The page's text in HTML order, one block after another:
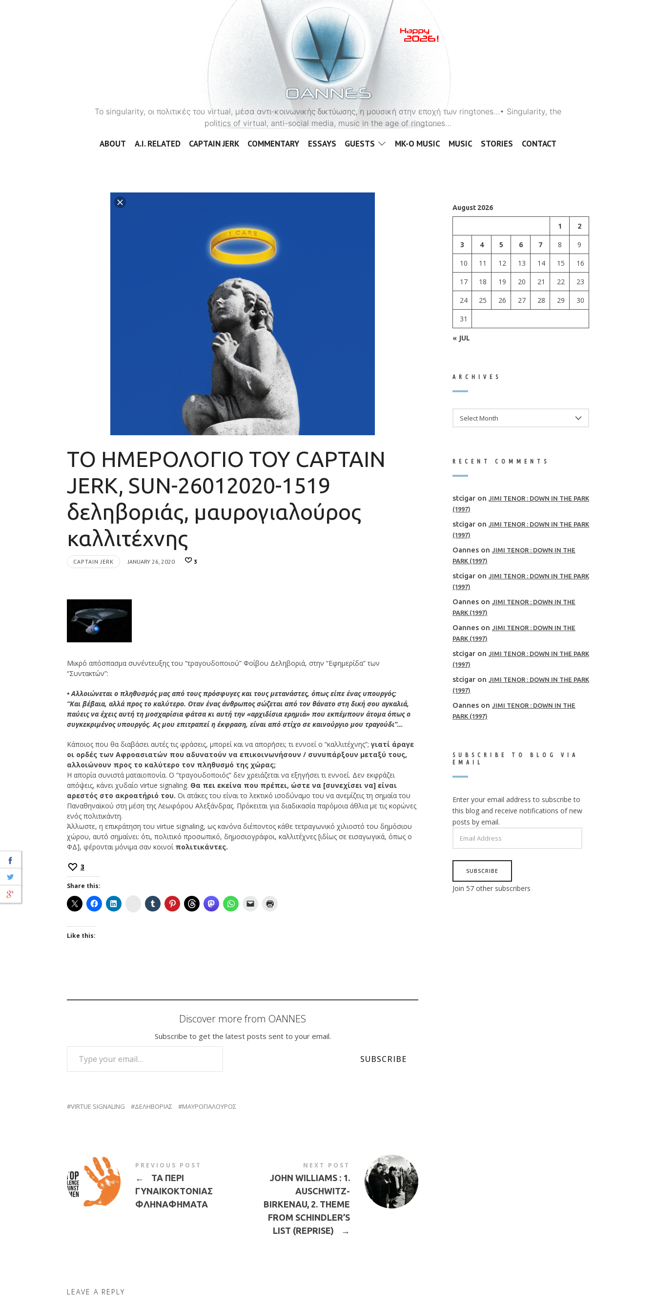
OANNES
To singularity, οι πολιτικές του virtual, μέσα αντι-κοινωνικής δικτύωσης, η μουσική στην εποχή των ringtones…• Singularity, the
politics of virtual, anti-social media, music in the age of ringtones…
ABOUT A.I. RELATED CAPTAIN JERK COMMENTARY ESSAYS GUESTS MK-O MUSIC MUSIC STORIES CONTACT
ΤΟ ΗΜΕΡΟΛΟΓΙΟ ΤΟΥ CAPTAIN
JERK, SUN-26012020-1519
δεληβοριάς, μαυρογιαλούρος
καλλιτέχνης
CAPTAIN JERK JANUARY 26, 2020 3
Μικρό απόσπασμα συνέντευξης του “τραγουδοποιού” Φοίβου Δεληβοριά, στην “Εφημερίδα” των
“Συντακτών”:
• Αλλοιώνεται ο πληθυσμός μας από τους πρόσφυγες και τους μετανάστες, όπως είπε ένας υπουργός;
“Και βέβαια, αλλά προς το καλύτερο. Οταν ένας άνθρωπος σώζεται από τον θάνατο στη δική σου αγκαλιά,
παύεις να έχεις αυτή τη μοσχαρίσια φάτσα κι αυτή την «αρχιδίσια ερημιά» που εκπέμπουν άτομα όπως ο
συγκεκριμένος υπουργός. Ας μου επιτραπεί η έκφραση, είναι από στίχο σε καινούργιο μου τραγούδι”…
Κάποιος που θα διαβάσει αυτές τις φράσεις, μπορεί και να απορήσει; τι εννοεί ο “καλλιτέχνης”; γιατί άραγε
οι ορδές των Αφροασιατών που αδυνατούν να επικοινωνήσουν / συνυπάρξουν μεταξύ τους,
αλλοιώνουν προς το καλύτερο τον πληθυσμό της χώρας;
Η απορία συνιστά ματαιοπονία. Ο “τραγουδοποιός” δεν χρειάζεται να εξηγήσει τι εννοεί. Δεν εκφράζει
απόψεις, κάνει χυδαίο virtue signaling. Θα πει εκείνα που πρέπει, ώστε να [συνεχίσει να] είναι
αρεστός στο ακροατήριό του. Οι ατάκες του είναι το λεκτικό ισοδύναμο του να ανεμίζεις τη σημαία του
Παναθηναϊκού στη μέση της Λεωφόρου Αλεξάνδρας. Πρόκειται για διαδικασία παρόμοια άθλια με τις κορώνες
ενός πολιτικάντη.
Άλλωστε, η επικράτηση του virtue signaling, ως κανόνα διέποντος κάθε τετραγωνικό χιλιοστό του δημόσιου
χώρου, αυτό σημαίνει: ότι, πολιτικό προσωπικό, δημοσιογράφοι, καλλιτέχνες [ιδίως σε εισαγωγικά, όπως ο
ΦΔ], φέρονται μόνιμα σαν κοινοί πολιτικάντες.
3
Share this:
Instagram
Like this:
Discover more from OANNES
Subscribe to get the latest posts sent to your email.
TYPE YOUR EMAIL…
SUBSCRIBE
VIRTUE SIGNALING ΔΕΛΗΒΟΡΙΑΣ ΜΑΥΡΟΓΙΑΛΟΥΡΟΣ
PREVIOUS POST
←
ΤΑ ΠΕΡΙ
ΓΥΝΑΙΚΟΚΤΟΝΙΑΣ
ΦΛΗΝΑΦΗΜΑΤΑ
NEXT POST
JOHN WILLIAMS : 1.
AUSCHWITZ-
BIRKENAU, 2. THEME
FROM SCHINDLER’S
LIST (REPRISE)
→
LEAVE A REPLY
August 2026
1
2
3
4 5 6 7 8
9
10
11 12 13 14 15
16
17
18 19 20 21 22
23
24
25 26 27 28 29
30
31
« JUL
ARCHIVES
RECENT COMMENTS
stcigar on
JIMI TENOR : DOWN IN THE PARK
(1997)
stcigar on
JIMI TENOR : DOWN IN THE PARK
(1997)
Oannes on
JIMI TENOR : DOWN IN THE
PARK (1997)
stcigar on
JIMI TENOR : DOWN IN THE PARK
(1997)
Oannes on
JIMI TENOR : DOWN IN THE
PARK (1997)
Oannes on
JIMI TENOR : DOWN IN THE
PARK (1997)
stcigar on
JIMI TENOR : DOWN IN THE PARK
(1997)
stcigar on
JIMI TENOR : DOWN IN THE PARK
(1997)
Oannes on
JIMI TENOR : DOWN IN THE
PARK (1997)
SUBSCRIBE TO BLOG VIA
EMAIL
Enter your email address to subscribe to
this blog and receive notifications of new
posts by email.
ADDRESS
SUBSCRIBE
Join 57 other subscribers